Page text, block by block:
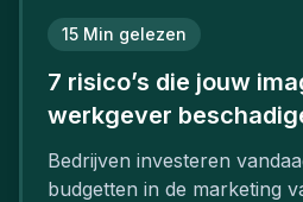
15 Min gelezen
7 risico’s die jouw
werkgever
Bedrijven investeren
budgetten in de marketing